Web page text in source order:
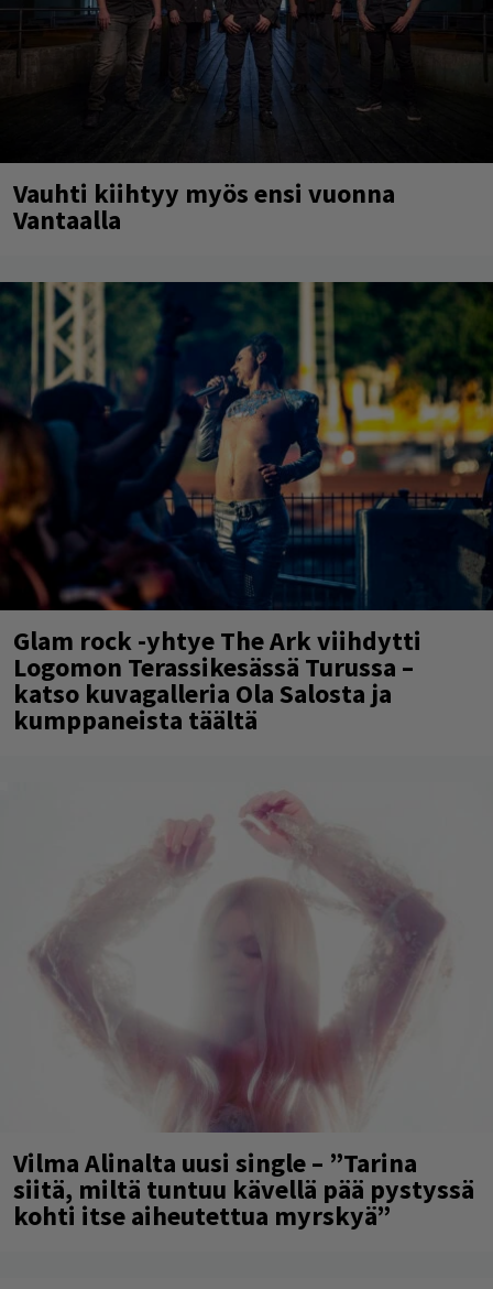
Vauhti kiihtyy myös ensi vuonna
Vantaalla
Glam rock -yhtye The Ark viihdytti
Logomon Terassikesässä Turussa –
katso kuvagalleria Ola Salosta ja
kumppaneista täältä
Vilma Alinalta uusi single – ”Tarina
siitä, miltä tuntuu kävellä pää pystyssä
kohti itse aiheutettua myrskyä”